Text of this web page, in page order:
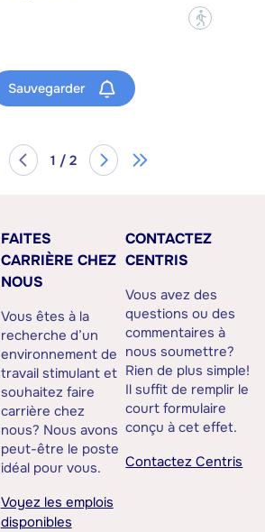
?
Sauvegarder
1 / 2
FAITES
CARRIÈRE CHEZ
NOUS
Vous êtes à la
recherche d’un
environnement de
travail stimulant et
souhaitez faire
carrière chez
nous? Nous avons
peut-être le poste
idéal pour vous.
Voyez les emplois
disponibles
CONTACTEZ
CENTRIS
Vous avez des
questions ou des
commentaires à
nous soumettre?
Rien de plus simple!
Il suffit de remplir le
court formulaire
conçu à cet effet.
Contactez Centris